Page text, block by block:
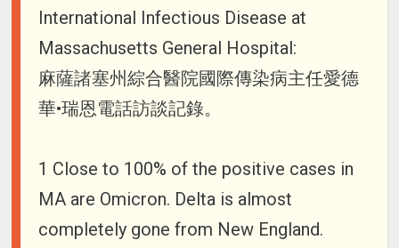
International Infectious Disease at
Massachusetts General Hospital:
麻薩諸塞州綜合醫院國際傳染病主任愛德
華•瑞恩電話訪談記錄。
1 Close to 100% of the positive cases in
MA are Omicron. Delta is almost
completely gone from New England.